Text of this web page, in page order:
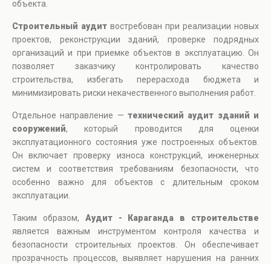
объекта.
Строительный аудит востребован при реализации новых
проектов, реконструкции зданий, проверке подрядных
организаций и при приемке объектов в эксплуатацию. Он
позволяет заказчику контролировать качество
строительства, избегать перерасхода бюджета и
минимизировать риски некачественного выполнения работ.
Отдельное направление — технический аудит зданий и
сооружений, который проводится для оценки
эксплуатационного состояния уже построенных объектов.
Он включает проверку износа конструкций, инженерных
систем и соответствия требованиям безопасности, что
особенно важно для объектов с длительным сроком
эксплуатации.
Таким образом, Аудит - Караганда в строительстве
является важным инструментом контроля качества и
безопасности строительных проектов. Он обеспечивает
прозрачность процессов, выявляет нарушения на ранних